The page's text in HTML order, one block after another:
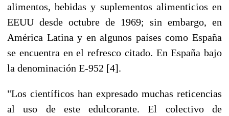
alimentos, bebidas y suplementos alimenticios en
EEUU desde octubre de 1969; sin embargo, en
América Latina y en algunos países como España
se encuentra en el refresco citado. En España bajo
la denominación E-952 [4].
"Los científicos han expresado muchas reticencias
al uso de este edulcorante. El colectivo de